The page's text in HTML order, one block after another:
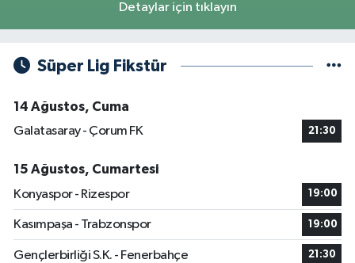
Detaylar için tıklayın
Süper Lig Fikstür
14 Ağustos, Cuma
Galatasaray - Çorum FK
21:30
15 Ağustos, Cumartesi
Konyaspor - Rizespor
19:00
Kasımpaşa - Trabzonspor 19:00
Gençlerbirliği S.K. - Fenerbahçe 21:30